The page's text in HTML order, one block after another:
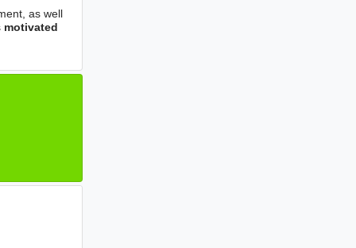
as well
motivated